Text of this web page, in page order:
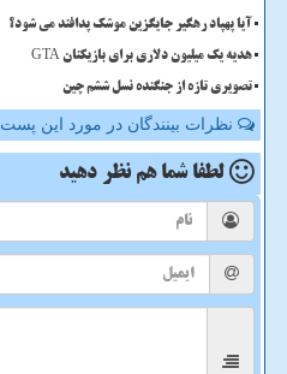
آیا پهپاد رهگیر جایگزین موشک پدافند می شود؟
هدیه یک میلیون دلاری برای بازیکنان GTA
تصویری تازه از جنگنده نسل ششم چین
نظرات بینندگان در مورد این پست
لطفا شما هم نظر دهید